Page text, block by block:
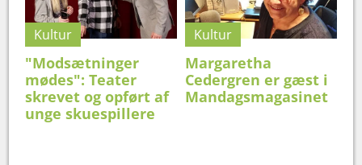
Kultur
"Modsætninger
mødes": Teater
skrevet og opført af
unge skuespillere
Kultur
Margaretha
Cedergren er gæst i
Mandagsmagasinet